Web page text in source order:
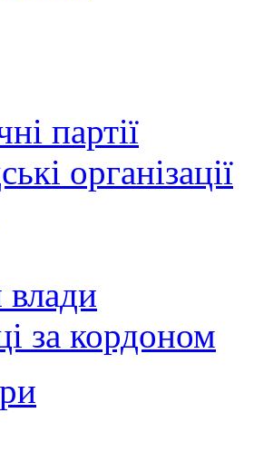
партії
організації
за кордоном